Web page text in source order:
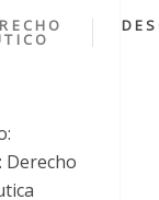
Derecho